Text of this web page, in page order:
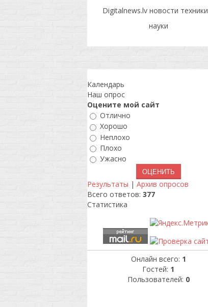
Digitalnews.lv новости
науки
Календарь
Наш опрос
Оцените мой сайт
Отлично
Хорошо
Неплохо
Плохо
Ужасно
Результаты | Архив опросов
Всего ответов: 377
Статистика
Онлайн всего: 1
Гостей: 1
Пользователей: 0